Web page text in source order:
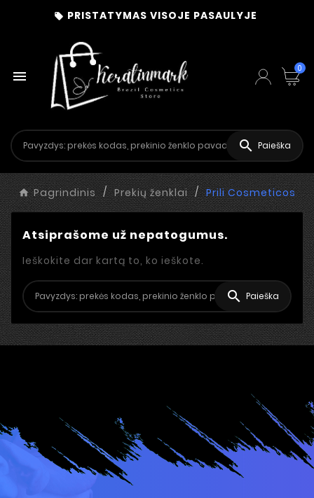
 PRISTATYMAS VISOJE PASAULYJE
 0
 Paieška
Pagrindinis Prekių ženklai Prili Cosmeticos
Atsiprašome už nepatogumus.
Ieškokite dar kartą to, ko ieškote.
 Paieška